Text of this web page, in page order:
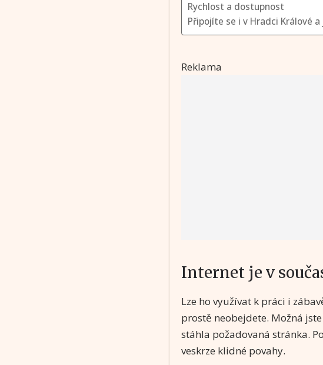
Rychlost a dostupnost
Připojíte se i v Hradci Králové
Reklama
Internet je v
Lze ho využívat k práci i
prostě neobejdete. Možná
stáhla požadovaná stránka.
veskrze klidné povahy.